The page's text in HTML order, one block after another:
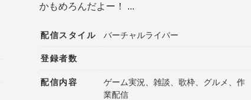
かもめろんだよー！ ...
配信スタイル バーチャルライバー
登録者数
配信内容
ゲーム実況、雑談、歌枠、グルメ、作
業配信